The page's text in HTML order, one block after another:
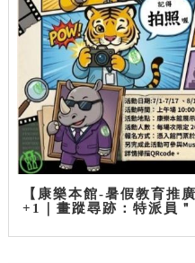
【康樂本館-暑假教育推
+1｜畫蹤尋跡：特派員